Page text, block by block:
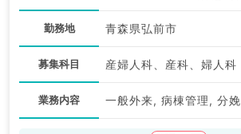
勤務地 青森県弘前市
募集科目 産婦人科、産科、婦人科
業務内容 一般外来, 病棟管理, 分娩